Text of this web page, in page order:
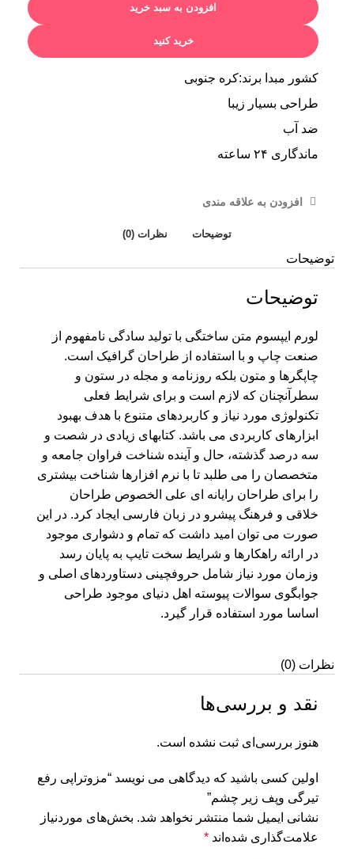
افزودن به سبد خرید
خرید کنید
کشور مبدا برند:کره جنوبی
طراحی بسیار زیبا
ضد آب
ماندگاری ۲۴ ساعته
افزودن به علاقه مندی
توضیحات نظرات (0)
توضیحات
توضیحات
لورم ایپسوم متن ساختگی با تولید سادگی نامفهوم از
صنعت چاپ و با استفاده از طراحان گرافیک است.
چاپگرها و متون بلکه روزنامه و مجله در ستون و
سطرآنچنان که لازم است و برای شرایط فعلی
تکنولوژی مورد نیاز و کاربردهای متنوع با هدف بهبود
ابزارهای کاربردی می باشد. کتابهای زیادی در شصت و
سه درصد گذشته، حال و آینده شناخت فراوان جامعه و
متخصصان را می طلبد تا با نرم افزارها شناخت بیشتری
را برای طراحان رایانه ای علی الخصوص طراحان
خلاقی و فرهنگ پیشرو در زبان فارسی ایجاد کرد. در این
صورت می توان امید داشت که تمام و دشواری موجود
در ارائه راهکارها و شرایط سخت تایپ به پایان رسد
وزمان مورد نیاز شامل حروفچینی دستاوردهای اصلی و
جوابگوی سوالات پیوسته اهل دنیای موجود طراحی
اساسا مورد استفاده قرار گیرد.
نظرات (0)
نقد و بررسی‌ها
هنوز بررسی‌ای ثبت نشده است.
اولین کسی باشید که دیدگاهی می نویسد “مزوتراپی رفع
تیرگی وپف زیر چشم”
نشانی ایمیل شما منتشر نخواهد شد. بخش‌های موردنیاز
علامت‌گذاری شده‌اند *